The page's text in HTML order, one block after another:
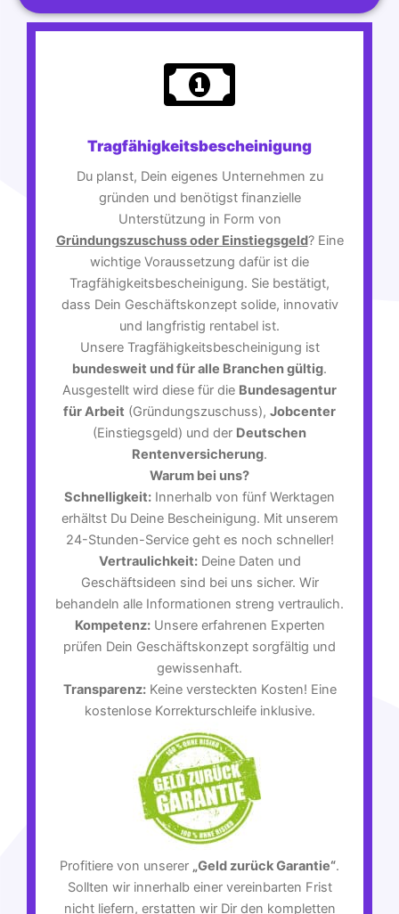
Tragfähigkeitsbescheinigung
Du planst, Dein eigenes Unternehmen zu
gründen und benötigst finanzielle
Unterstützung in Form von
Gründungszuschuss oder Einstiegsgeld? Eine
wichtige Voraussetzung dafür ist die
Tragfähigkeitsbescheinigung. Sie bestätigt,
dass Dein Geschäftskonzept solide, innovativ
und langfristig rentabel ist.
Unsere Tragfähigkeitsbescheinigung ist
bundesweit und für alle Branchen gültig.
Ausgestellt wird diese für die Bundesagentur
für Arbeit (Gründungszuschuss), Jobcenter
(Einstiegsgeld) und der Deutschen
Rentenversicherung.
Warum bei uns?
Schnelligkeit: Innerhalb von fünf Werktagen
erhältst Du Deine Bescheinigung. Mit unserem
24-Stunden-Service geht es noch schneller!
Vertraulichkeit:Deine Daten und
Geschäftsideen sind bei uns sicher. Wir
behandeln alle Informationen streng vertraulich.
Kompetenz:Unsere erfahrenen Experten
prüfen Dein Geschäftskonzept sorgfältig und
gewissenhaft.
Transparenz:Keine versteckten Kosten! Eine
kostenlose Korrekturschleife inklusive.
Profitiere von unserer „Geld zurück Garantie“.
Sollten wir innerhalb einer vereinbarten Frist
nicht liefern, erstatten wir Dir den kompletten